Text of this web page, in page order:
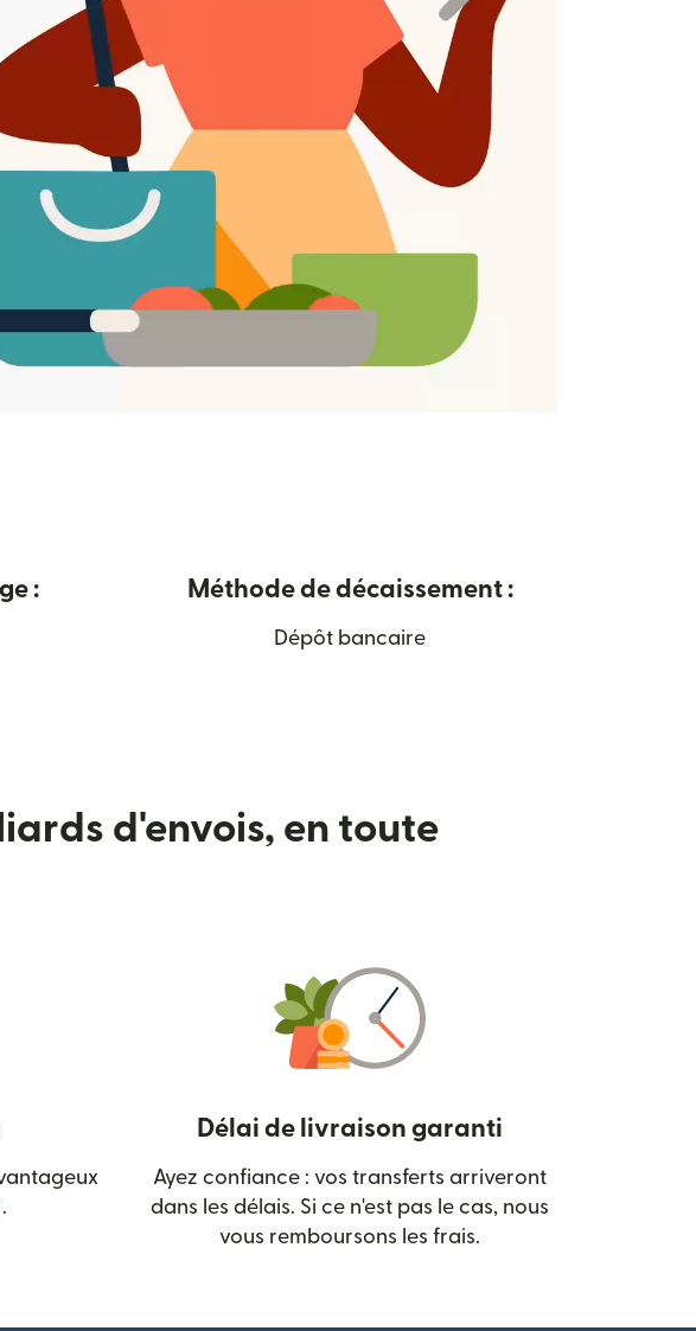
: Méthode de décaissement :
Dépôt bancaire
d'envois, en toute
(s'ouvre dans une nouvelle fenêtre)
.
Délai de livraison garanti
Ayez confiance : vos transferts arriveront
dans les délais. Si ce n'est pas le cas, nous
vous remboursons les frais.